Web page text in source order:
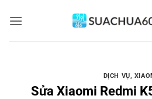
qua
DỊCH VỤ,
Sửa Xiaomi Redmi